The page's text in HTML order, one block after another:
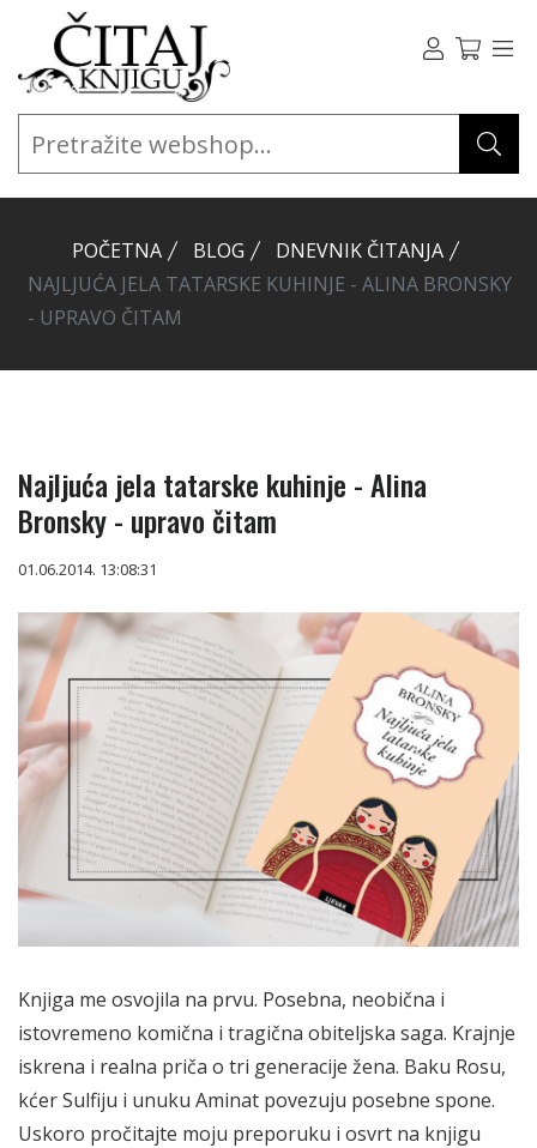
POČETNA BLOG
DNEVNIK ČITANJA
NAJLJUĆA JELA TATARSKE KUHINJE - ALINA BRONSKY
- UPRAVO ČITAM
Najljuća jela tatarske kuhinje - Alina
Bronsky - upravo čitam
01.06.2014. 13:08:31
Knjiga me osvojila na prvu. Posebna, neobična i
istovremeno komična i tragična obiteljska saga. Krajnje
iskrena i realna priča o tri generacije žena. Baku Rosu,
kćer Sulfiju i unuku Aminat povezuju posebne spone.
Uskoro pročitajte moju preporuku i osvrt na knjigu